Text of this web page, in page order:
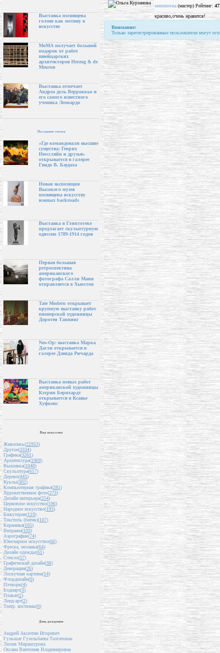
Выставка посвящена
голове как мотиву в
искусстве
МоМА получает большой
подарок от работ
швейцарских
архитекторов Herzog & de
Meuron
Выставка отмечает
Андреа дель Верроккьо и
его самого известного
ученика Леонардо
Последние статьи
«Где командовали высшие
существа: Генрих
Нюссляйн и друзья»
открывается в галерее
Гвидо В. Баудаха
Новая экспозиция
Высокого музея
посвящена искусству
южных backroads
Выставка в Глиптотеке
предлагает скульптурную
одиссею 1789-1914 годов
Первая большая
ретроспектива
американского
фотографа Салли Манн
отправляется в Хьюстон
Tate Modern открывает
крупную выставку работ
пионерской художницы
Доротеи Таннинг
Neo-Op: выставка Марка
Дагли открывается в
галерее Дэвида Ричарда
Выставка новых работ
американской художницы
Кэтрин Бернхардт
открывается в Ксавье
Хуфкенс
Вид искусства
Живопись(22953)
Другое(3334)
Графика(3261)
Архитектура(1969)
Вышивка(1048)
Скульптура(617)
Дерево(445)
Куклы(302)
Компьютерная графика(281)
Художественное фото(273)
Дизайн интерьера(254)
Церковное искусство(196)
Народное искусство(193)
Бижутерия(119)
Текстиль (батик)(107)
Керамика(105)
Витражи(103)
Аэрография(74)
Ювелирное искусство(66)
Фреска, мозаика(64)
Дизайн одежды(61)
Стекло(57)
Графический дизайн(38)
Декорации(26)
Лоскутная картина(14)
Флордизайн(9)
Пэчворк(4)
Бодиарт(3)
Плакат(2)
Ленд-арт(2)
Театр. костюмы(0)
День рождения
Андрей Аксютин Игоревич
Гульшат Гузельбаева Талгатовна
Лилия Мирашурова
Оксана Винтонив Владимировна
semenovna (мастер) Рейтинг:
красиво,очень нравится!
Внимание:
Только зарегистрированные пользователи могут